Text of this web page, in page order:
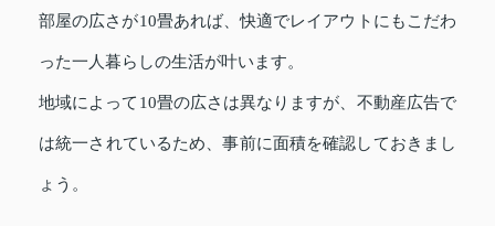
部屋の広さが10畳あれば、快適でレイアウトにもこだわ
った一人暮らしの生活が叶います。
地域によって10畳の広さは異なりますが、不動産広告で
は統一されているため、事前に面積を確認しておきまし
ょう。